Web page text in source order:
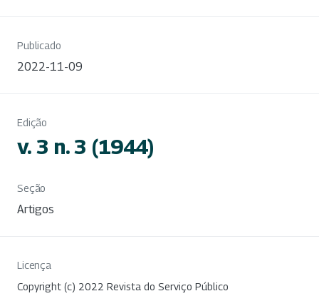
Publicado
2022-11-09
Edição
v. 3 n. 3 (1944)
Seção
Artigos
Licença
Copyright (c) 2022 Revista do Serviço Público